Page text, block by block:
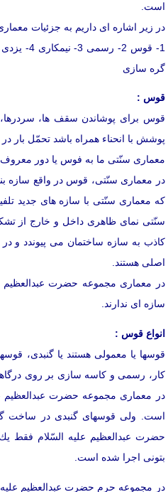
است.
در زیر اشاره ای داریم به جزئیات
گره سازی
قوس :
قوس برای پوشاندن سقف ها،
پوشش با انحناء همراه باشد تحمّل بار در
معماری سنّتی ما به فوس یا دور
در معماری سنّتی، قوس در واقع سازه
كه معماری سنّتی با سازه های جدید
سنّتی نمای ظاهری داخل و خارج از
كاذب به سازه ساختمان می پیوندد و
اصلی هستند.
در معماری مجموعه حضرت عبدالعظیم
سازه ای ندارند.
انواع قوس :
قوسها یا معمولی هستند یا گنبدی،
كار، رسمی و كاسه سازی بر روی
در معماری مجموعه حضرت عبدالعظیم
است. ولی قوسهای گنبدی در ساخت
حضرت عبدالعظیم علیه السّلام فقط
بتونی اجرا شده است.
در مجموعه حرم حضرت عبدالعظیم علیه